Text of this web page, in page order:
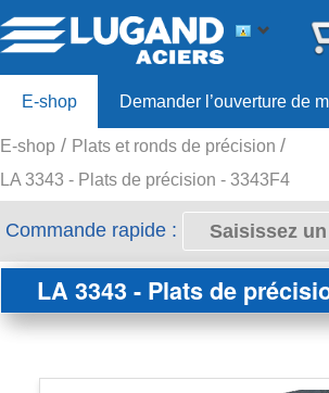
E-shop Demander l’ouverture de
Offre 80ans
E-shop
Plats et ronds de précision
LA 3343 - Plats de précision - 3343F4
Commande rapide :
LA 3343 - Plats de